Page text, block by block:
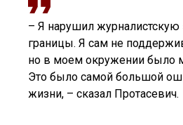
– Я нарушил журналистскую
границы. Я сам не
но в моем окружении было
Это было самой большой
жизни, – сказал Протасевич.